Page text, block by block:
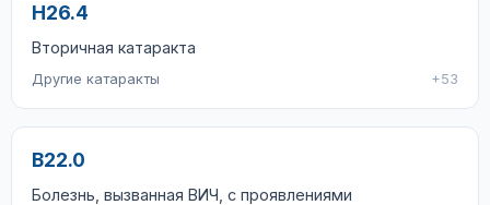
H26.4
Вторичная катаракта
Другие катаракты +53
B22.0
Болезнь, вызванная ВИЧ, с проявлениями